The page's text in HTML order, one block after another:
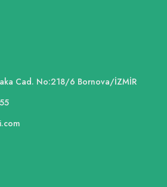
Cad. No:218/6 Bornova/İZMİR